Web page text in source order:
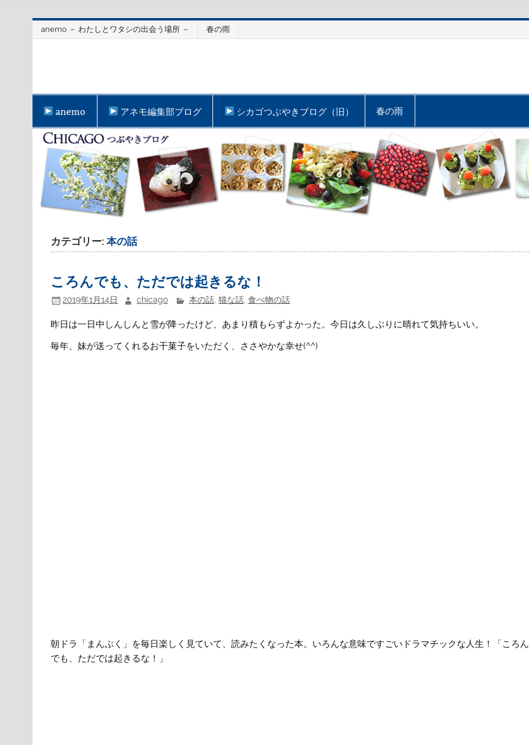
anemo － わたしとワタシの出会う場所 － 春の雨
anemo アネモ編集部ブログ シカゴつぶやきブログ（旧） 春の雨
カテゴリー:本の話
ころんでも、ただでは起きるな！
2019年1月14日 chicago 本の話, 猫な話, 食べ物の話
昨日は一日中しんしんと雪が降ったけど、あまり積もらずよかった。今日は久しぶりに晴れて気持ちいい。
毎年、妹が送ってくれるお干菓子をいただく、ささやかな幸せ(^^)
朝ドラ「まんぷく」を毎日楽しく見ていて、読みたくなった本。いろんな意味ですごいドラマチックな人生！「ころん
でも、ただでは起きるな！」